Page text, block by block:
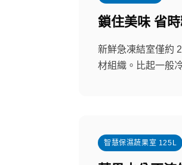
鎖住美味 省
新鮮急凍結室僅約
材組織。比起一般
智慧保濕蔬果室 125L